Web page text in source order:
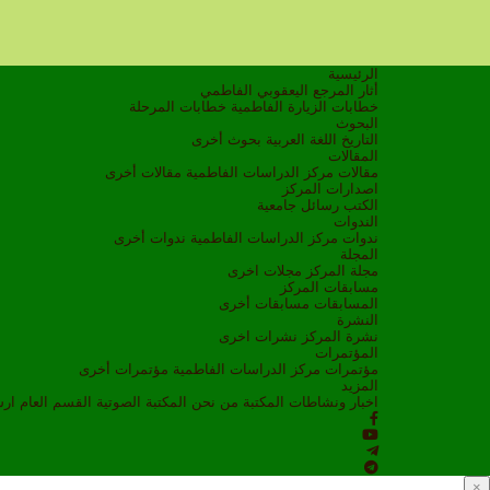
الرئيسية
أثار المرجع اليعقوبي الفاطمي
خطابات الزيارة الفاطمية خطابات المرحلة
البحوث
التاريخ
اللغة العربية بحوث أخرى
المقالات
مقالات مركز الدراسات الفاطمية مقالات أخرى
اصدارات المركز
الكتب رسائل جامعية
الندوات
ندوات مركز الدراسات الفاطمية ندوات أخرى
المجلة
مجلة المركز مجلات اخرى
مسابقات المركز
المسابقات مسابقات أخرى
النشرة
نشرة المركز نشرات اخرى
المؤتمرات
مؤتمرات مركز الدراسات الفاطمية مؤتمرات أخرى
المزيد
اخبار ونشاطات
المكتبة من نحن المكتبة الصوتية القسم العام